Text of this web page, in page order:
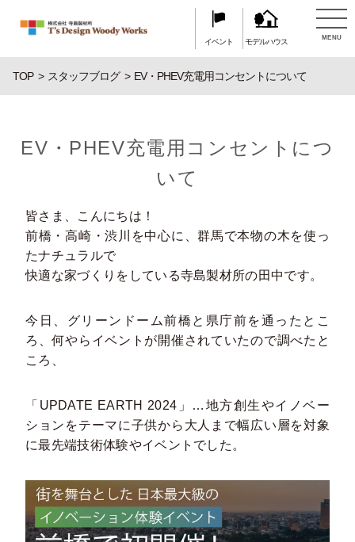
イベント モデルハウス MENU
TOP スタッフブログ EV・PHEV充電用コンセントについて
EV・PHEV充電用コンセントにつ
いて
皆さま、こんにちは！
前橋・高崎・渋川を中心に、群馬で本物の木を使っ
たナチュラルで
快適な家づくりをしている寺島製材所の田中です。
今日、グリーンドーム前橋と県庁前を通ったとこ
ろ、何やらイベントが開催されていたので調べたと
ころ、
「UPDATE EARTH 2024」…地方創生やイノベー
ションをテーマに子供から大人まで幅広い層を対象
に最先端技術体験やイベントでした。